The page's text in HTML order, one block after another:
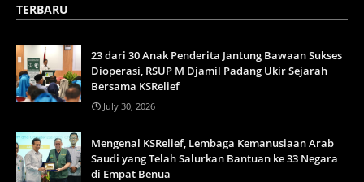
TERBARU
23 dari 30 Anak Penderita Jantung Bawaan Sukses
Dioperasi, RSUP M Djamil Padang Ukir Sejarah
Bersama KSRelief
July 30, 2026
Mengenal KSRelief, Lembaga Kemanusiaan Arab
Saudi yang Telah Salurkan Bantuan ke 33 Negara
di Empat Benua